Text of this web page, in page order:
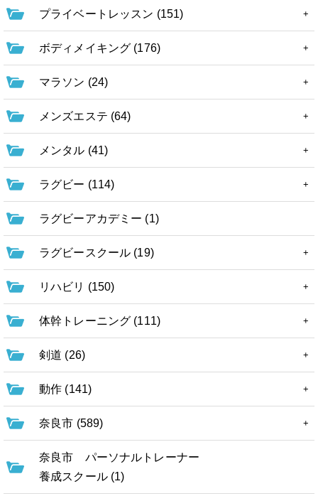
プライベートレッスン (151)
ボディメイキング (176)
マラソン (24)
メンズエステ (64)
メンタル (41)
ラグビー (114)
ラグビーアカデミー (1)
ラグビースクール (19)
リハビリ (150)
体幹トレーニング (111)
剣道 (26)
動作 (141)
奈良市 (589)
奈良市 パーソナルトレーナー
養成スクール (1)